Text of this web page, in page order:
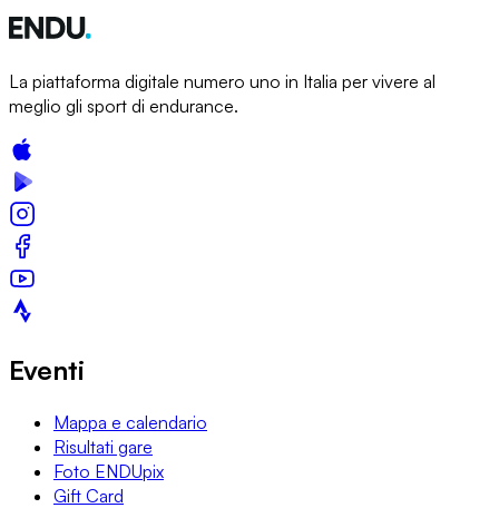
La piattaforma digitale numero uno in Italia per vivere al
meglio gli sport di endurance.
Eventi
Mappa e calendario
Risultati gare
Foto ENDUpix
Gift Card